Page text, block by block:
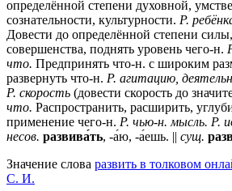
определённой степени духовной,
сознательности, культурности. Р.
Довести до определённой степени
совершенства, поднять уровень чего-н.
что. Предпринять что-н. с широким
развернуть что-н. Р. агитацию,
Р. скорость (довести скорость до
что. Распространить, расширить,
применение чего-н. Р. чью-н. мысль. Р.
несов. развива́ть, -а́ю, -а́ешь. || сущ.
Значение слова развить в толковом
C. И.